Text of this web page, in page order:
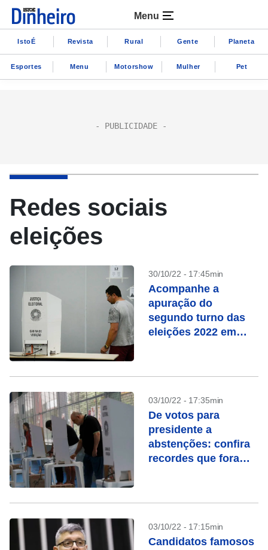
Menu
IstoÉ Revista Rural Gente Planeta
Esportes Menu Motorshow Mulher Pet
Redes sociais
eleições
30/10/22 - 17:45min
Acompanhe a
apuração do
segundo turno das
eleições 2022 em
03/10/22 - 17:35min
De votos para
presidente a
abstenções: confira
recordes que foram
03/10/22 - 17:15min
Candidatos famosos